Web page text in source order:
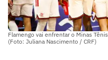
Flamengo vai enfrentar o Minas
(Foto: Juliana Nascimento / CRF)